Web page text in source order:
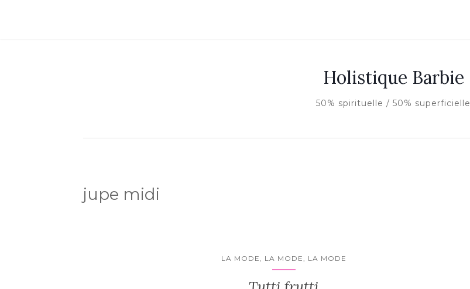
Holistique Barbie
50% spirituelle / 50% superficielle
jupe midi
LA MODE, LA MODE, LA MODE